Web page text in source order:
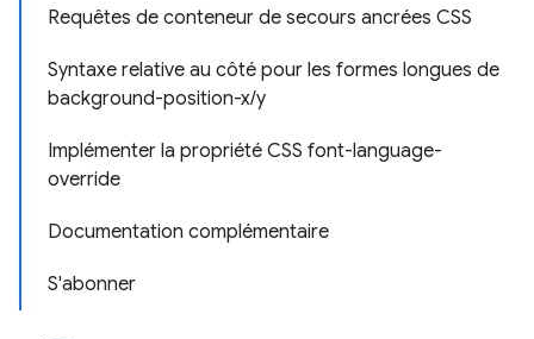
Requêtes de conteneur de secours ancrées CSS
Syntaxe relative au côté pour les formes longues de
background-position-x/y
Implémenter la propriété CSS font-language-
override
Documentation complémentaire
S'abonner